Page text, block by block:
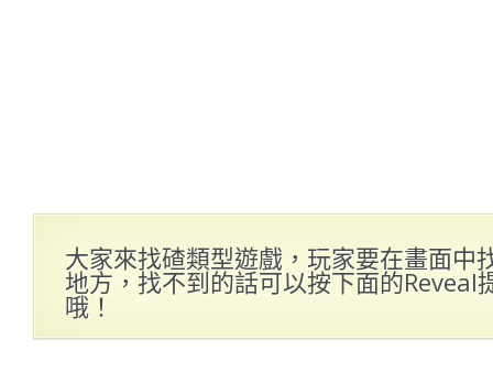
大家來找碴類型遊戲，玩家要在畫面中
地方，找不到的話可以按下面的Reveal
哦！